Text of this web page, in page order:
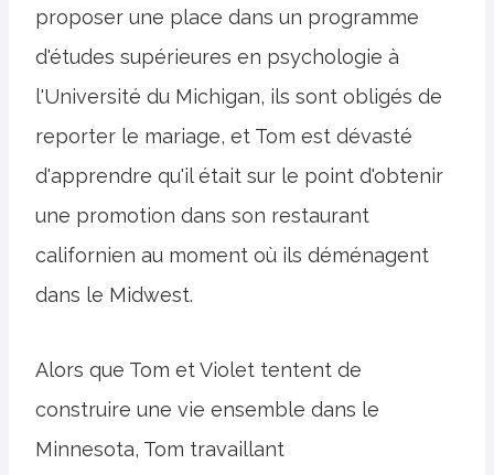
proposer une place dans un programme
d'études supérieures en psychologie à
l'Université du Michigan, ils sont obligés de
reporter le mariage, et Tom est dévasté
d'apprendre qu'il était sur le point d'obtenir
une promotion dans son restaurant
californien au moment où ils déménagent
dans le Midwest.
Alors que Tom et Violet tentent de
construire une vie ensemble dans le
Minnesota, Tom travaillant